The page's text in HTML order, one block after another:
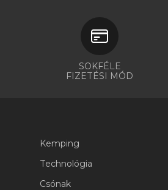
SOKFÉLE
FIZETÉSI MÓD
Kemping
Technológia
Csónak